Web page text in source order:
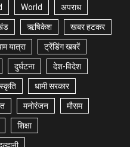
World अपराध
ऋषिकेश खबर हटकर
यात्रा ट्रेंडिंग खबरें
दुर्घटना देश-विदेश
धामी सरकार
मनोरंजन मौसम
शिक्षा